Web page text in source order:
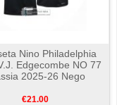
Nino Philadelphia
Edgecombe NO 77
2025-26 Nego
€21.00